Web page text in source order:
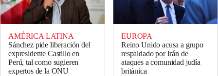
AMÉRICA LATINA
Sánchez pide liberación del
expresidente Castillo en
Perú, tal como sugieren
expertos de la ONU
EUROPA
Reino Unido acusa a grupo
respaldado por Irán de
ataques a comunidad judía
británica